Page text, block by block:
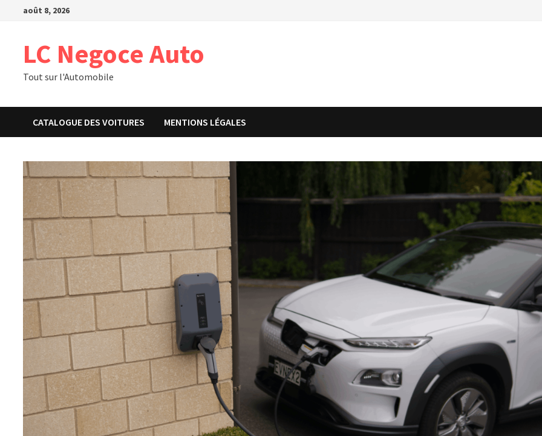
Passeraoût 8, 2026
LC Negoce Auto
Tout sur l'Automobile
CATALOGUE DES VOITURES MENTIONS LÉGALES